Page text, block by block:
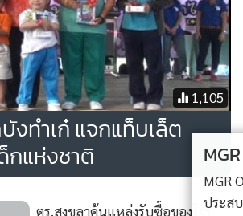
1,105
งทำเก๋ แจกแท็บเล็ต
กแห่งชาติ
ตร.สงขลาค้นแหล่งรับซื้อของโจร
คุกกี้ (Cookies)
เพื่อจัดการข้อมูลส่วนบุคคลเพื่อนำเสนอ
นต์ที่ดีที่สุดให้กับผู้อ่านบนเว็บไซต์ และ